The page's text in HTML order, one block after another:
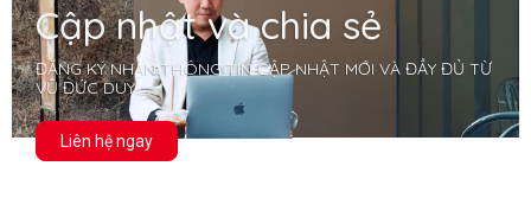
Cập nhật và chia sẻ
ĐĂNG KÝ NHẬN THÔNG TIN CẬP NHẬT MỚI VÀ ĐẦY ĐỦ TỪ
VŨ ĐỨC DUY
Liên hệ ngay